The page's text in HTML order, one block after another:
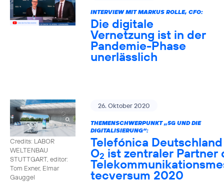
INTERVIEW MIT MARKUS ROLLE, CFO:
Die digitale
Vernetzung ist in der
Pandemie-Phase
unerlässlich
Credits: LABOR
WELTENBAU
STUTTGART, editor:
Tom Exner, Elmar
Gauggel
26. Oktober 2020
THEMENSCHWERPUNKT „5G UND DIE
DIGITALISIERUNG“:
Telefónica
O2 ist zentraler Partner
tecversum 2020